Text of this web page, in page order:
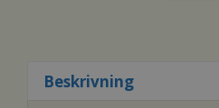
Beskrivning